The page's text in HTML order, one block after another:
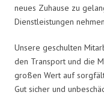
neues Zuhause zu
Dienstleistungen
Unsere geschulten
den Transport und die
großen Wert auf
Gut sicher und